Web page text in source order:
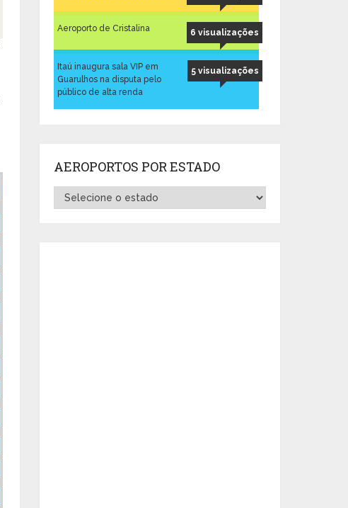
6 visualizações
Aeroporto de Cristalina
5 visualizações
Itaú inaugura sala VIP em
Guarulhos na disputa pelo
público de alta renda
AEROPORTOS POR ESTADO
Aeroportos
por